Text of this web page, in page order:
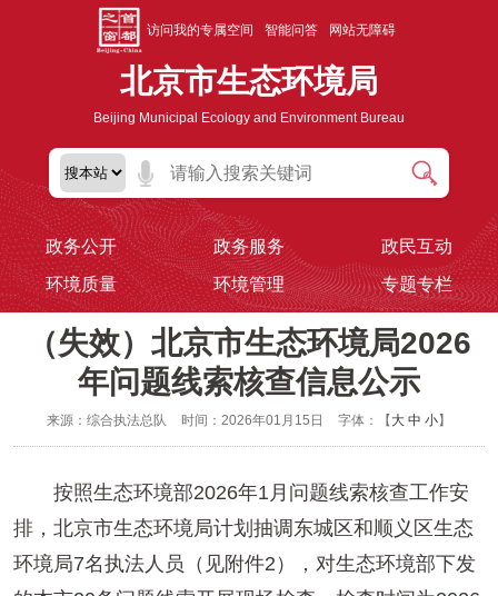
访问我的专属空间 智能问答 网站无障碍
北京市生态环境局
Beijing Municipal Ecology and Environment Bureau
政务公开 政务服务
政民互动
环境质量
环境管理 专题专栏
（失效）北京市生态环境局2026
年问题线索核查信息公示
来源：综合执法总队 时间：2026年01月15日 字体：【 大 中 小】
按照生态环境部2026年1月问题线索核查工作安
排，北京市生态环境局计划抽调东城区和顺义区生态
环境局7名执法人员（见附件2），对生态环境部下发